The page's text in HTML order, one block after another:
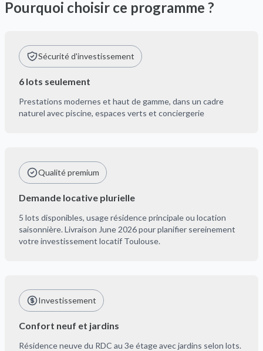
Pourquoi choisir ce programme ?
Sécurité d'investissement
6 lots seulement
Prestations modernes et haut de gamme, dans un cadre
naturel avec piscine, espaces verts et conciergerie
Qualité premium
Demande locative plurielle
5 lots disponibles, usage résidence principale ou location
saisonnière. Livraison June 2026 pour planifier sereinement
votre investissement locatif Toulouse.
Investissement
Confort neuf et jardins
Résidence neuve du RDC au 3e étage avec jardins selon lots.